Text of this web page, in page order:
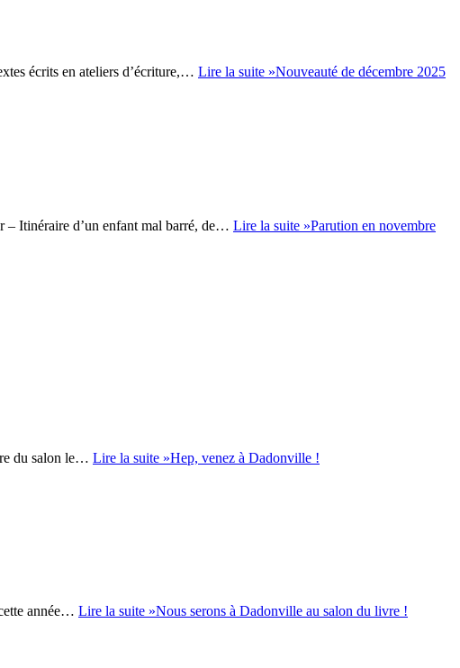
écrits en ateliers d’écriture,… Lire la suite »Nouveauté de décembre 2025
– Itinéraire d’un enfant mal barré, de… Lire la suite »Parution en novembre
du salon le… Lire la suite »Hep, venez à Dadonville !
année… Lire la suite »Nous serons à Dadonville au salon du livre !